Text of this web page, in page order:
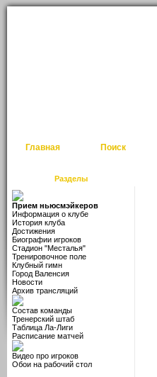
Главная Поиск
Разделы
Прием ньюсмэйкеров
Информация о клубе
История клуба
Достижения
Биографии игроков
Стадион "Месталья"
Тренировочное поле
Клубный гимн
Город Валенсия
Новости
Архив трансляций
Состав команды
Тренерский штаб
Таблица Ла-Лиги
Расписание матчей
Видео про игроков
Обои на рабочий стол